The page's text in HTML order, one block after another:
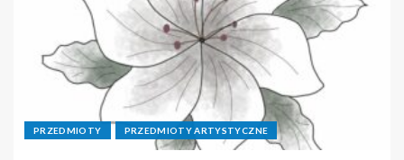
PRZEDMIOTY PRZEDMIOTY ARTYSTYCZNE